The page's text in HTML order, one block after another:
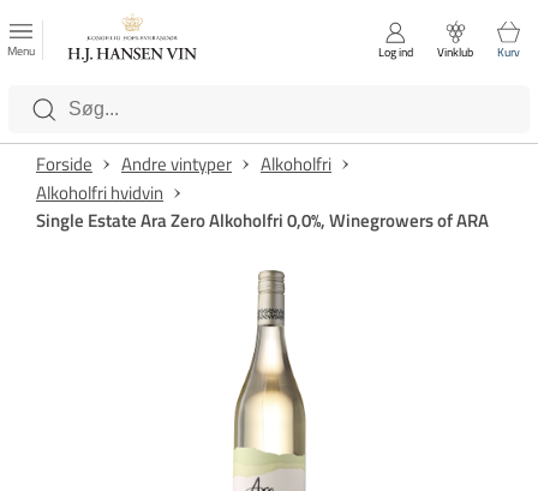
Luk
Kategorier
Menu Log ind Vinklub Kurv
Forside Andre vintyper
Alkoholfri
Alkoholfri hvidvin
Single Estate Ara Zero Alkoholfri 0,0%, Winegrowers of ARA